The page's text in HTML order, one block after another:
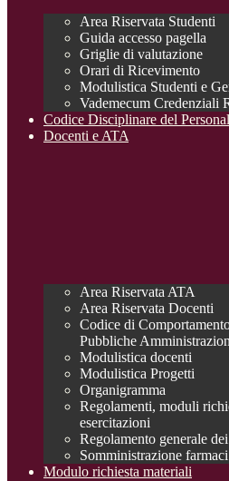
Area Riservata Studenti
Guida accesso pagella
Griglie di valutazione
Orari di Ricevimento
Modulistica Studenti e
Vademecum Credenziali
Codice Disciplinare del
Docenti e ATA
Area Riservata ATA
Area Riservata Docenti
Codice di
Pubbliche
Modulistica docenti
Modulistica Progetti
Organigramma
Regolamenti, moduli
esercitazioni
Regolamento generale
Somministrazione farmaci
Modulo richiesta materiali